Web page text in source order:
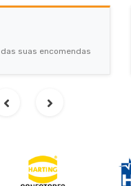
suas encomendas